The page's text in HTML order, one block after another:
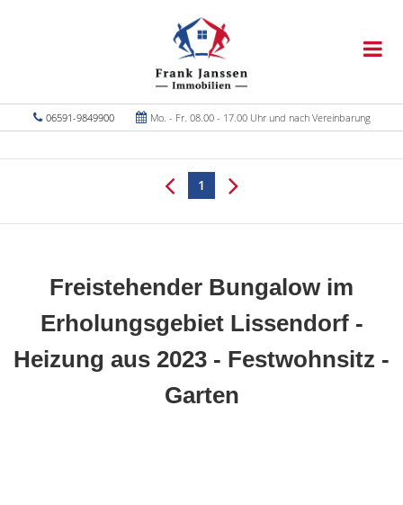
06591-9849900 Mo. - Fr. 08.00 - 17.00 Uhr und nach Vereinbarung
1
Freistehender Bungalow im
Erholungsgebiet Lissendorf -
Heizung aus 2023 - Festwohnsitz -
Garten